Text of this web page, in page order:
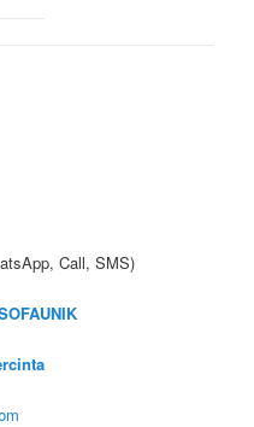
Call, SMS)